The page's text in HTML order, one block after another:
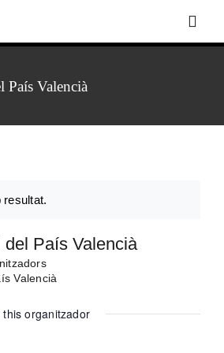
Valencià
resultat.
País Valencià
Valencià
organitzador